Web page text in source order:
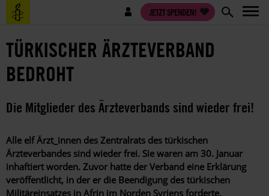
Direkt
zum
Benutzermenü JETZT SPENDEN!
TÜRKISCHER ÄRZTEVERBAND
BEDROHT
Die Mitglieder des Ärzteverbands sind wieder frei!
Alle elf Ärzt_innen des Zentralrats des türkischen
Ärzteverbandes sind wieder frei. Sie waren am 30. Januar
inhaftiert worden. Zuvor hatte der Verband eine Erklärung
veröffentlicht, in der er die Beendigung des türkischen
Militäreinsatzes in Afrin im Norden Syriens forderte.